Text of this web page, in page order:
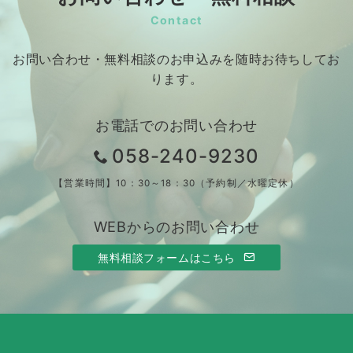
Contact
お問い合わせ・無料相談のお申込みを随時お待ちしてお
ります。
お電話でのお問い合わせ
058-240-9230
【営業時間】10：30～18：30（予約制／水曜定休）
WEBからのお問い合わせ
無料相談フォームはこちら